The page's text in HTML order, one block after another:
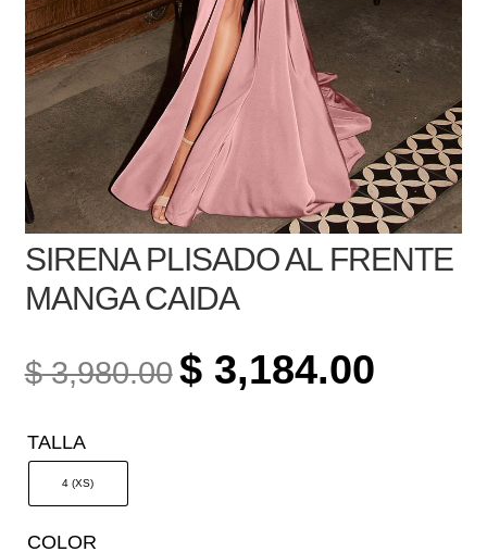
SIRENA PLISADO AL FRENTE
MANGA CAIDA
$3,980.00 ORIGINAL
PRICE
$3,184.00
TALLA
4 (XS)
COLOR